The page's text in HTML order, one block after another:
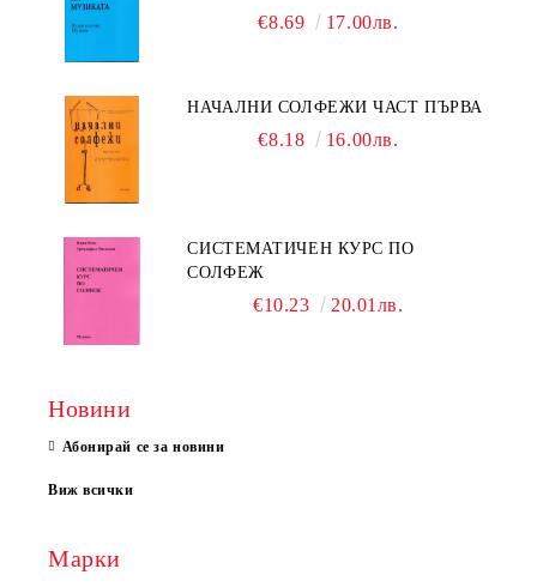
€8.69 17.00лв.
НАЧАЛНИ СОЛФЕЖИ ЧАСТ ПЪРВА
€8.18 16.00лв.
СИСТЕМАТИЧЕН КУРС ПО
СОЛФЕЖ
€10.23 20.01лв.
Новини
Абонирай се за новини
Виж всички
Марки